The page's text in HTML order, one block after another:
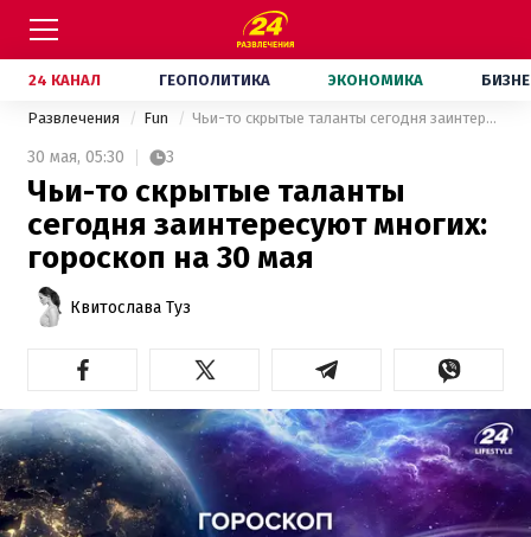
24 КАНАЛ ГЕОПОЛИТИКА ЭКОНОМИКА
Развлечения Fun Чьи-то скрытые таланты сегодня заинтересуют многих: гороскоп на 30 мая
30 мая, 05:30 3
Чьи-то скрытые таланты
сегодня заинтересуют многих:
гороскоп на 30 мая
Квитослава Туз